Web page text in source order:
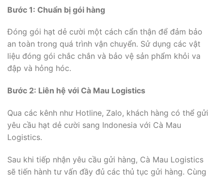
Bước 1: Chuẩn bị gói hàng
Đóng gói hạt dẻ cười một cách cẩn thận để đảm bảo
an toàn trong quá trình vận chuyển. Sử dụng các vật
liệu đóng gói chắc chắn và bảo vệ sản phẩm khỏi va
đập và hỏng hóc.
Bước 2: Liên hệ với Cà Mau Logistics
Qua các kênh như Hotline, Zalo, khách hàng có thể gửi
yêu cầu hạt dẻ cười sang Indonesia với Cà Mau
Logistics.
Sau khi tiếp nhận yêu cầu gửi hàng, Cà Mau Logistics
sẽ tiến hành tư vấn đầy đủ các thủ tục gửi hàng. Cùng